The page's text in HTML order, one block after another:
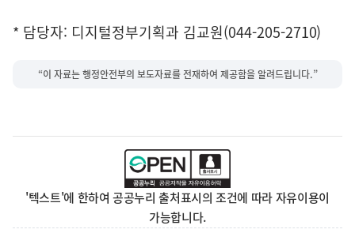
* 담당자: 디지털정부기획과 김교원(044-205-2710)
“이 자료는 행정안전부의 보도자료를 전재하여 제공함을 알려드립니다.”
'텍스트'에 한하여 공공누리 출처표시의 조건에 따라 자유이용이
가능합니다.